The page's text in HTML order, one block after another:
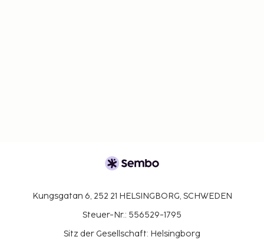
Kungsgatan 6, 252 21 HELSINGBORG, SCHWEDEN
Steuer-Nr.: 556529-1795
Sitz der Gesellschaft: Helsingborg